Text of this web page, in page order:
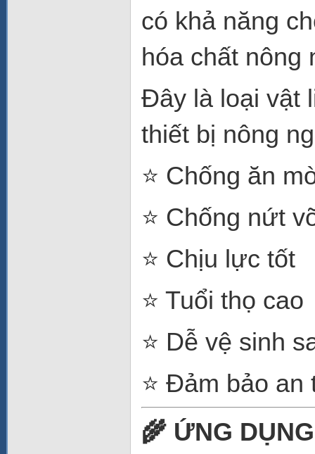
có khả năng
hóa chất nông
Đây là loại vật
thiết bị nông
⭐ Chống ăn
⭐ Chống nứt
⭐ Chịu lực tốt
⭐ Tuổi thọ cao
⭐ Dễ vệ sinh
⭐ Đảm bảo
🌾 ỨNG